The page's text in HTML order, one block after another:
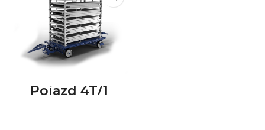
Pojazd 4T/1